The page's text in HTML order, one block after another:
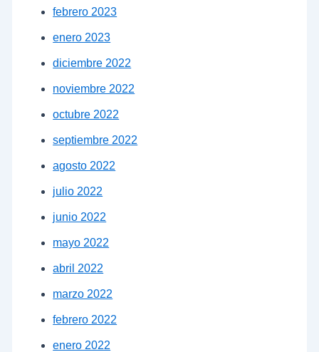
febrero 2023
enero 2023
diciembre 2022
noviembre 2022
octubre 2022
septiembre 2022
agosto 2022
julio 2022
junio 2022
mayo 2022
abril 2022
marzo 2022
febrero 2022
enero 2022